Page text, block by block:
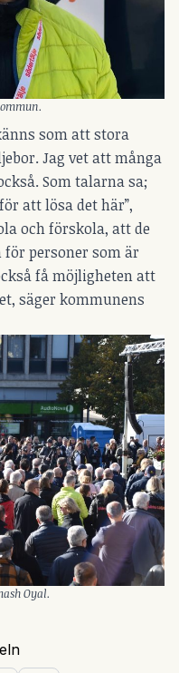
som att stora
Jag vet att många
Som talarna sa;
för att lösa det här”,
och förskola, att de
personer som är
få möjligheten att
säger kommunens
Oyal.